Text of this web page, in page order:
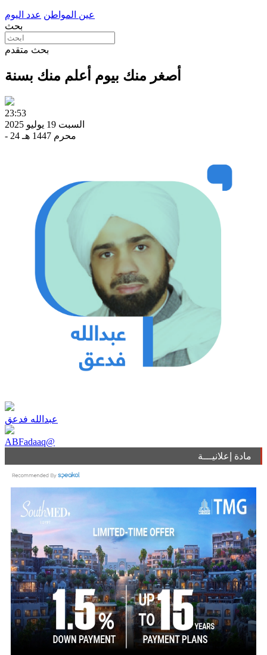
عين المواطن عدد اليوم
بحث
بحث متقدم
أصغر منك بيوم أعلم منك بسنة
23:53
السبت 19 يوليو 2025
- 24 محرم 1447 هـ
عبدالله فدعق
ABFadaaq@
مادة إعلانيـــة